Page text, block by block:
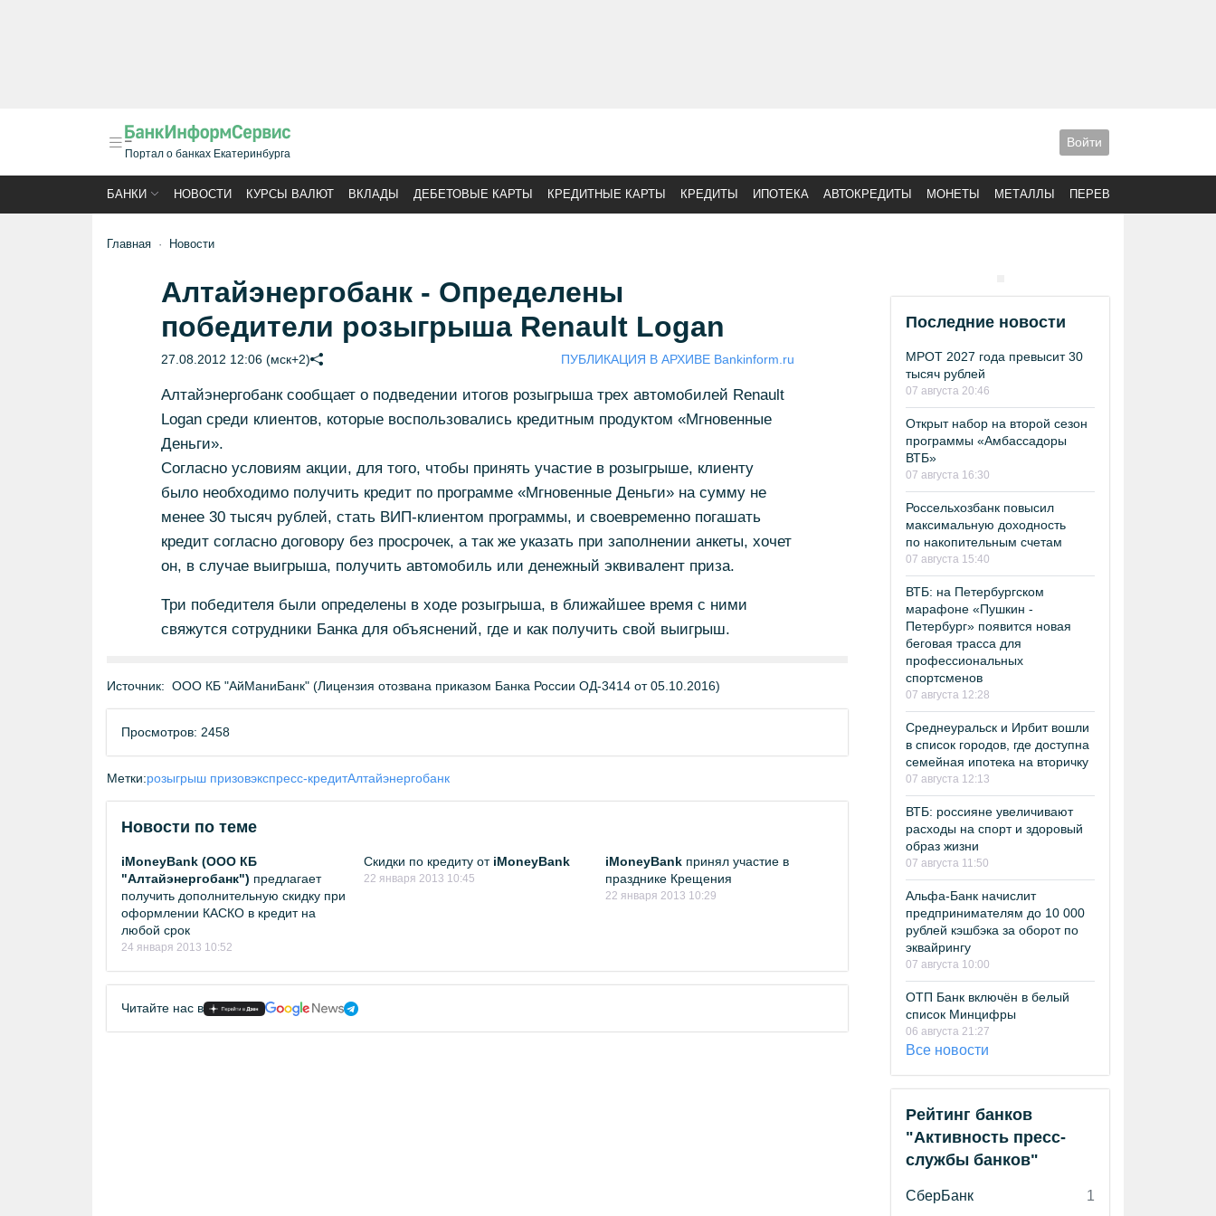
Портал о банках Екатеринбурга
Войти
БАНКИ НОВОСТИ КУРСЫ ВАЛЮТ ВКЛАДЫ ДЕБЕТОВЫЕ КАРТЫ КРЕДИТНЫЕ КАРТЫ КРЕДИТЫ ИПОТЕКА АВТОКРЕДИТЫ МОНЕТЫ МЕТАЛЛЫ ПЕРЕВОДЫ
Главная Новости
Алтайэнергобанк - Определены
победители розыгрыша Renault Logan
27.08.2012 12:06 (мск+2) ПУБЛИКАЦИЯ В АРХИВЕ Bankinform.ru
Алтайэнергобанк сообщает о подведении итогов розыгрыша трех автомобилей Renault
Logan среди клиентов, которые воспользовались кредитным продуктом «Мгновенные
Деньги».
Согласно условиям акции, для того, чтобы принять участие в розыгрыше, клиенту
было необходимо получить кредит по программе «Мгновенные Деньги» на сумму не
менее 30 тысяч рублей, стать ВИП-клиентом программы, и своевременно погашать
кредит согласно договору без просрочек, а так же указать при заполнении анкеты, хочет
он, в случае выигрыша, получить автомобиль или денежный эквивалент приза.
Три победителя были определены в ходе розыгрыша, в ближайшее время с ними
свяжутся сотрудники Банка для объяснений, где и как получить свой выигрыш.
Источник: ООО КБ "АйМаниБанк" (Лицензия отозвана приказом Банка России ОД-3414 от 05.10.2016)
Просмотров: 2458
Метки:розыгрыш призовэкспресс-кредитАлтайэнергобанк
Новости по теме
iMoneyBank (ООО КБ
"Алтайэнергобанк") предлагает
получить дополнительную скидку при
оформлении КАСКО в кредит на
любой срок
24 января 2013 10:52
Скидки по кредиту от iMoneyBank
22 января 2013 10:45
iMoneyBank принял участие в
празднике Крещения
22 января 2013 10:29
Читайте нас в
Последние новости
МРОТ 2027 года превысит 30
тысяч рублей
07 августа 20:46
Открыт набор на второй сезон
программы «Амбассадоры
ВТБ»
07 августа 16:30
Россельхозбанк повысил
максимальную доходность
по накопительным счетам
07 августа 15:40
ВТБ: на Петербургском
марафоне «Пушкин -
Петербург» появится новая
беговая трасса для
профессиональных
спортсменов
07 августа 12:28
Среднеуральск и Ирбит вошли
в список городов, где доступна
семейная ипотека на вторичку
07 августа 12:13
ВТБ: россияне увеличивают
расходы на спорт и здоровый
образ жизни
07 августа 11:50
Альфа-Банк начислит
предпринимателям до 10 000
рублей кэшбэка за оборот по
эквайрингу
07 августа 10:00
ОТП Банк включён в белый
список Минцифры
06 августа 21:27
Все новости
Рейтинг банков
"Активность пресс-
службы банков"
СберБанк
1